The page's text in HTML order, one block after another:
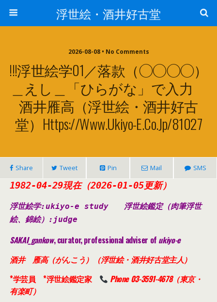
浮世絵・酒井好古堂
2026-08-08 • No Comments
!!!浮世絵学01／落款（◯◯◯◯）
＿えし＿「ひらがな」で入力
酒井雁高（浮世絵・酒井好古
堂）https://www.ukiyo-E.co.jp/81027
Share Tweet Pin Mail SMS
1982-04-29現在（2026-01-05更新）
浮世絵学:ukiyo-e study 浮世絵鑑定（肉筆浮世
絵、錦絵） :judge
SAKAI_gankow, curator, professional adviser of ukiyo-e
酒井 雁高（がんこう）（浮世絵・酒井好古堂主人）
*学芸員 *浮世絵鑑定家
Phone 03-3591-4678（東京・
有楽町）